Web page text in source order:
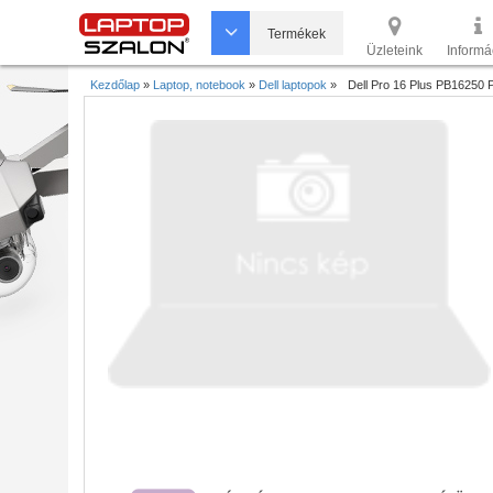
Termékek
Üzleteink
Kezdőlap » Laptop, notebook » Dell laptopok » Dell Pro 16 Plus PB16250